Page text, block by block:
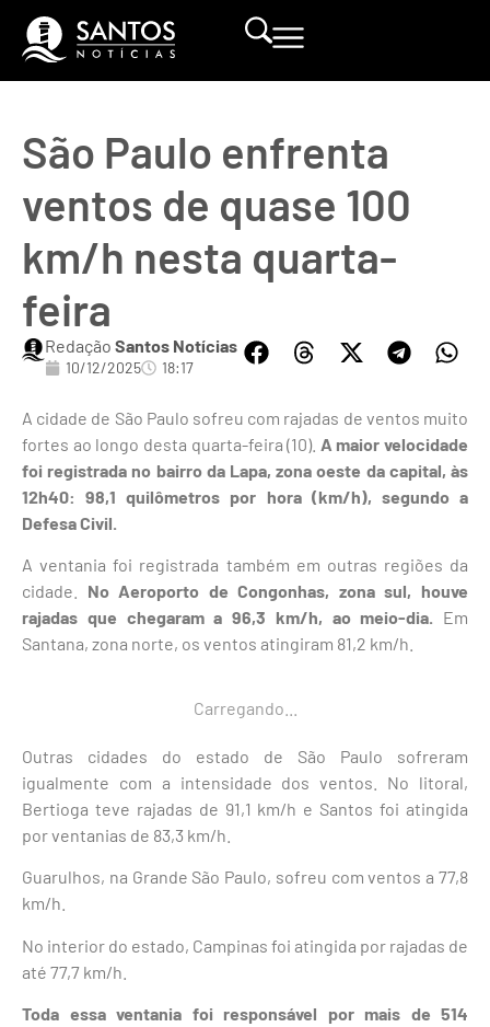
São Paulo enfrenta
ventos de quase 100
km/h nesta quarta-
feira
Redação Santos Notícias
10/12/2025 18:17
A cidade de São Paulo sofreu com rajadas de ventos muito
fortes ao longo desta quarta-feira (10). A maior velocidade
foi registrada no bairro da Lapa, zona oeste da capital, às
12h40: 98,1 quilômetros por hora (km/h), segundo a
Defesa Civil.
A ventania foi registrada também em outras regiões da
cidade. No Aeroporto de Congonhas, zona sul, houve
rajadas que chegaram a 96,3 km/h, ao meio-dia. Em
Santana, zona norte, os ventos atingiram 81,2 km/h.
Carregando...
Outras cidades do estado de São Paulo sofreram
igualmente com a intensidade dos ventos. No litoral,
Bertioga teve rajadas de 91,1 km/h e Santos foi atingida
por ventanias de 83,3 km/h.
Guarulhos, na Grande São Paulo, sofreu com ventos a 77,8
km/h.
No interior do estado, Campinas foi atingida por rajadas de
até 77,7 km/h.
Toda essa ventania foi responsável por mais de 514